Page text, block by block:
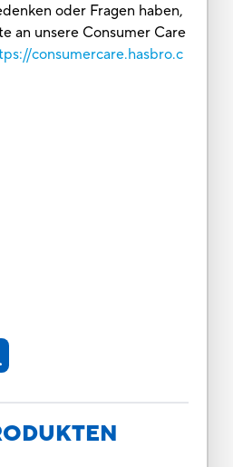
oder Fragen haben,
an unsere Consumer Care
consumercare.hasbro.c